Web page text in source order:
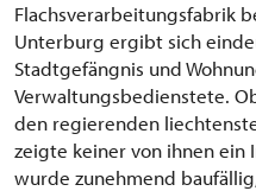
Flachsverarbeitungsfabrik
Unterburg ergibt sich
Stadtgefängnis und
Verwaltungsbedienstete.
den regierenden
zeigte keiner von ihnen ein
wurde zunehmend